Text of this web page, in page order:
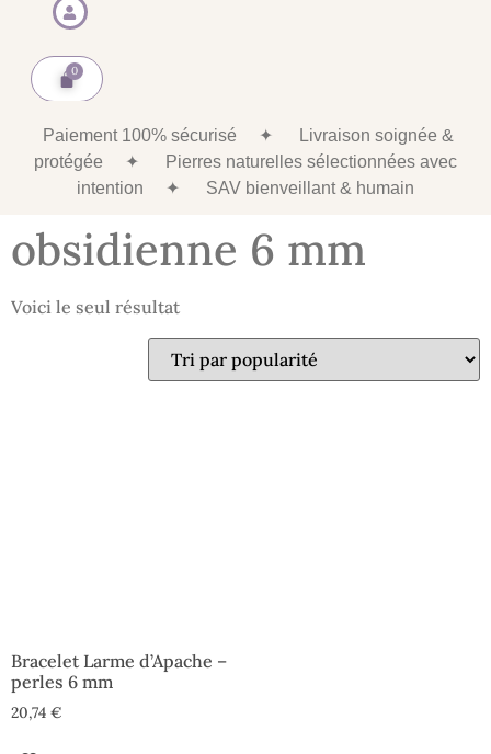
Paiement 100% sécurisé ✦
Livraison soignée &
protégée
✦
Pierres naturelles sélectionnées avec
intention
✦ SAV bienveillant & humain
obsidienne 6 mm
Voici le seul résultat
Bracelet Larme d’Apache –
perles 6 mm
20,74 €